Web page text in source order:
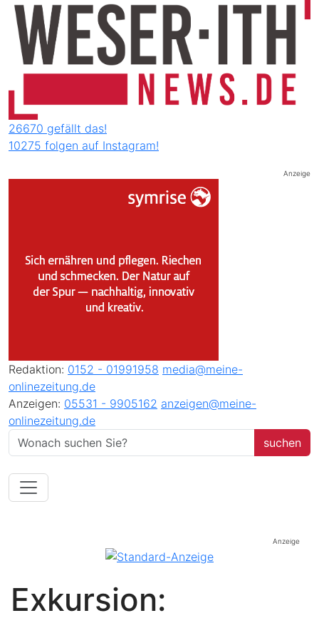
26670 gefällt das!
10275 folgen auf Instagram!
Anzeige
Redaktion: 0152 - 01991958 media@meine-
onlinezeitung.de
Anzeigen: 05531 - 9905162 anzeigen@meine-
onlinezeitung.de
Anzeige
Exkursion: